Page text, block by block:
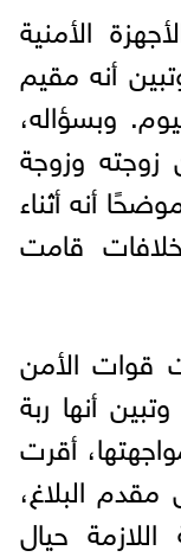
الأمنية
أنه مقيم
وبسؤاله،
زوجته وزوجة
أنه أثناء
قامت
قوات الأمن
أنها ربة
أقرت
البلاغ،
اللازمة حيال